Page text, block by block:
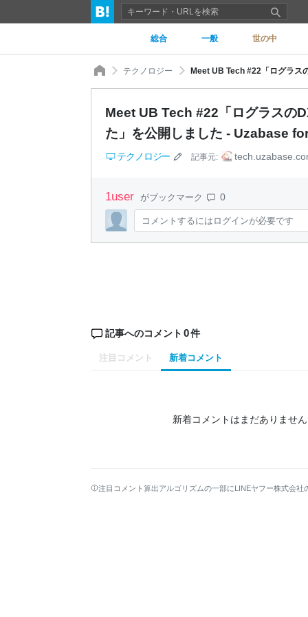
総合 一般 世の中
テクノロジー
Meet UB Tech #22「ログラスの
た」を公開しました - Uzabase
テクノロジー 記事元:
1user がブックマーク 0
コメントするにはログインが必要です
記事へのコメント 0件
注目コメント 新着コメント
新着コメントはまだありませ
注目コメント算出アルゴリズムの一部にLINEヤフー株式会